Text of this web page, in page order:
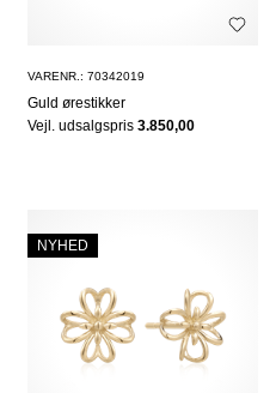
VARENR.: 70342019
Guld ørestikker
Vejl. udsalgspris 3.850,00
NYHED